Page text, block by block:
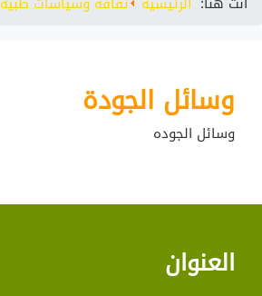
وسائل الجودة
وسائل الجوده
العنوان